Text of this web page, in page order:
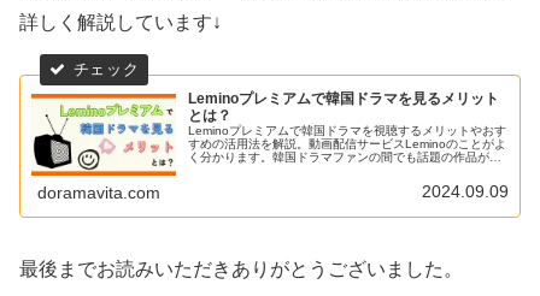
詳しく解説しています↓
Leminoプレミアムで韓国ドラマを見るメリット
とは？
Leminoプレミアムで韓国ドラマを視聴するメリットやおす
すめの活用法を解説。動画配信サービスLeminoのことがよ
く分かります。韓国ドラマファンの間でも話題の作品が独
doramavita.com 2024.09.09
最後までお読みいただきありがとうございました。